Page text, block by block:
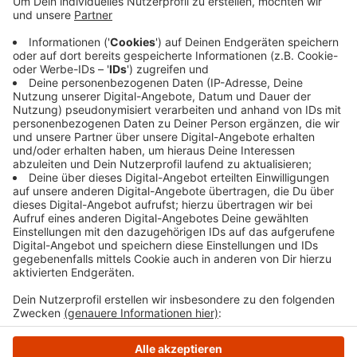
Waldweg an der Epscheider Straße gegen 12:30
Uhr mit ihrem Hund unterwegs. Nach einer kurzen
Unterhaltung griff der Täter den Arm der Frau und
versuchte sie mitzuziehen. Sie konnte sich
losreißen und flüchten. Ein Phantombild und eine
Beschreibung des Mannes findet ihrhier.
Veröffentlicht:Dienstag, 06.01.2026 14:52
Anzeige
Anzeige